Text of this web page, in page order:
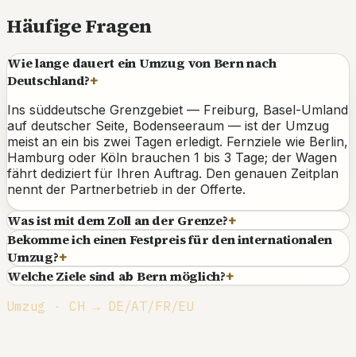
Häufige Fragen
Wie lange dauert ein Umzug von Bern nach
Deutschland?+
Ins süddeutsche Grenzgebiet — Freiburg, Basel-Umland
auf deutscher Seite, Bodenseeraum — ist der Umzug
meist an ein bis zwei Tagen erledigt. Fernziele wie Berlin,
Hamburg oder Köln brauchen 1 bis 3 Tage; der Wagen
fährt dediziert für Ihren Auftrag. Den genauen Zeitplan
nennt der Partnerbetrieb in der Offerte.
Was ist mit dem Zoll an der Grenze?+
Bekomme ich einen Festpreis für den internationalen
Umzug?+
Welche Ziele sind ab Bern möglich?+
Umzug · CH → DE/AT/FR/EU